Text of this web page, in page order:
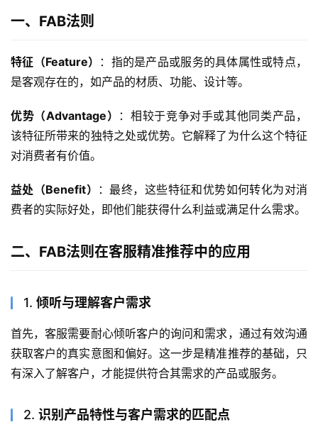
一、FAB法则
特征（Feature）
：指的是产品或服务的具体属性或特点，
是客观存在的，如产品的材质、功能、设计等。
优势（Advantage）
：相较于竞争对手或其他同类产品，
该特征所带来的独特之处或优势。它解释了为什么这个特征
对消费者有价值。
益处（Benefit）
：最终，这些特征和优势如何转化为对消
费者的实际好处，即他们能获得什么利益或满足什么需求。
二、FAB法则在客服精准推荐中的应用
1. 倾听与理解客户需求
首先，客服需要耐心倾听客户的询问和需求，通过有效沟通
获取客户的真实意图和偏好。这一步是精准推荐的基础，只
有深入了解客户，才能提供符合其需求的产品或服务。
2. 识别产品特性与客户需求的匹配点